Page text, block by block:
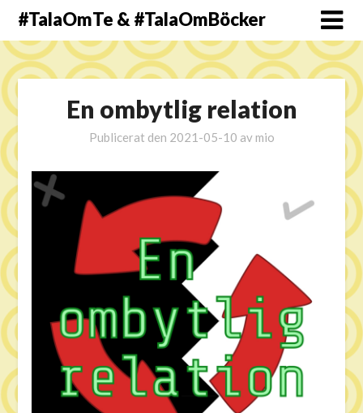
#TalaOmTe & #TalaOmBöcker
En ombytlig relation
Publicerat den 2021-05-10 av mio